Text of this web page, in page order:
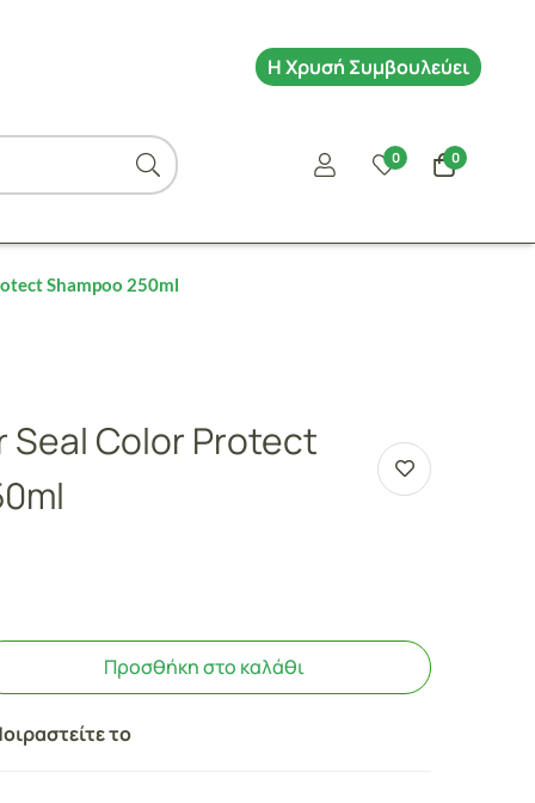
0 0
Η Χρυσή Συμβουλεύει
Shampoo 250ml
Seal Color Protect
Προσθήκη στο καλάθι
το